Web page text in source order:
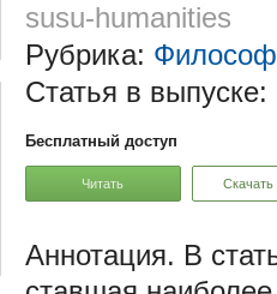
susu-humanities
Рубрика:
Статья в выпуске:
Бесплатный доступ
Читать Скачать
В